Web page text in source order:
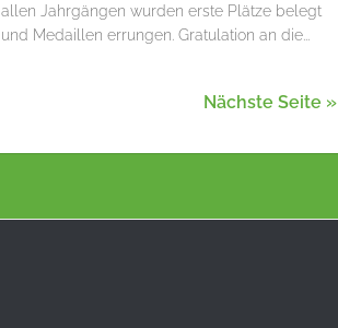
allen Jahrgängen wurden erste Plätze belegt
und Medaillen errungen. Gratulation an die...
Nächste Seite »